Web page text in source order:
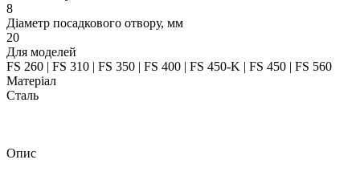
8
Діаметр посадкового отвору, мм
20
Для моделей
FS 260 | FS 310 | FS 350 | FS 400 | FS 450-K | FS 450 | FS 560
Матеріал
Сталь
Опис